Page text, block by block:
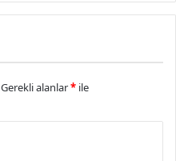
Gerekli alanlar* ile